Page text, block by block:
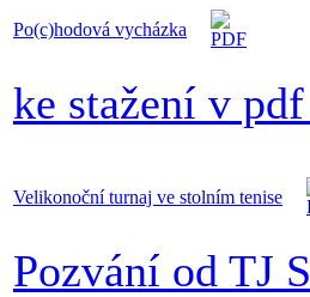
Po(c)hodová vycházka
ke stažení v
Velikonoční turnaj ve stolním tenise
Pozvání od TJ